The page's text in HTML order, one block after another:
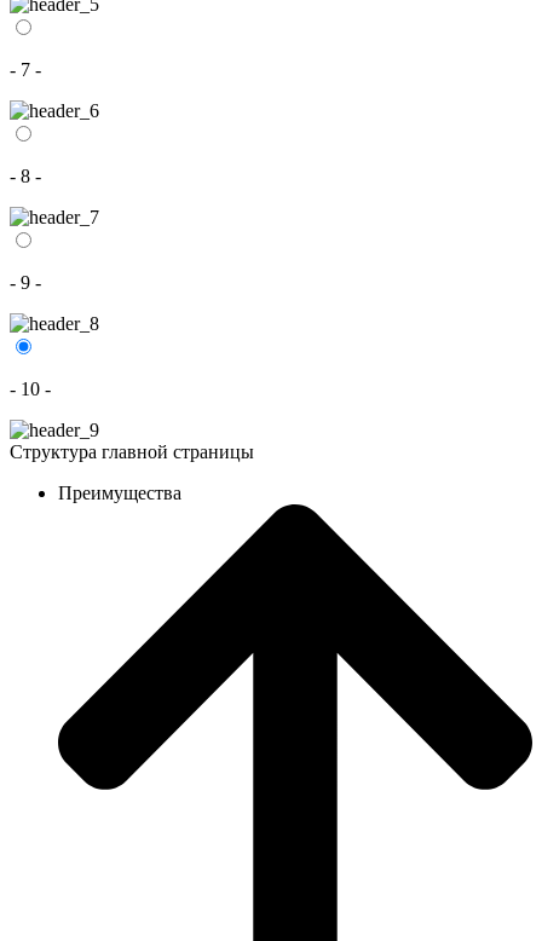
- 7 -
- 8 -
- 9 -
- 10 -
Структура главной страницы
Преимущества